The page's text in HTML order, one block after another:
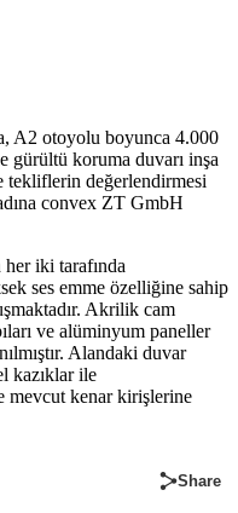
A2 otoyolu boyunca 4.000
gürültü koruma duvarı inşa
tekliflerin değerlendirmesi
convex ZT GmbH
iki tarafında
ses emme özelliğine sahip
Akrilik cam
ve alüminyum paneller
Alandaki duvar
kazıklar ile
mevcut kenar kirişlerine
Share